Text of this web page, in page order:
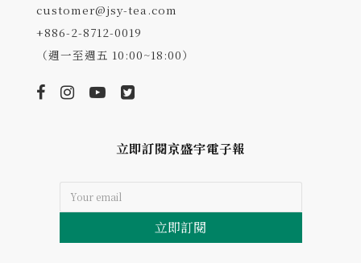
customer@jsy-tea.com
+886-2-8712-0019
（週一至週五 10:00~18:00）
立即訂閱京盛宇電子報
立即訂閱